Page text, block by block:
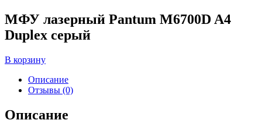
МФУ лазерный Pantum M6700D A4
Duplex серый
В корзину
Описание
Отзывы (0)
Описание